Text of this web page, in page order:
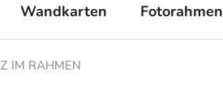
Wandkarten Fotorahmen
IM RAHMEN